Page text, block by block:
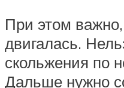
При этом
двигалась.
скольжения по
Дальше нужно